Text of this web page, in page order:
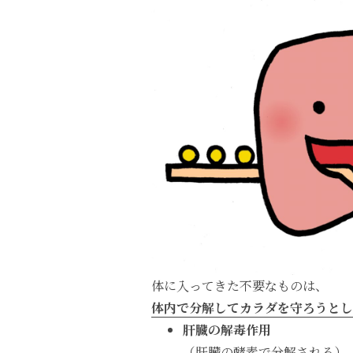
体に入ってきた不要なものは、
体内で分解してカラダを守ろうと
肝臓の解毒作用